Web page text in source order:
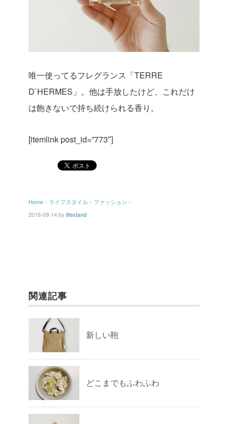
唯一使ってるフレグランス「TERRE
D`HERMES」。他は手放したけど、これだけ
は飽きないで持ち続けられる香り。
[itemlink post_id=”773″]
Home › ライフスタイル › ファッション ›
2018-09-14by lifestand
関連記事
新しい鞄
どこまでもふわふわ